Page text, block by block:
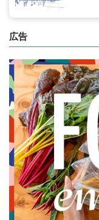
広告